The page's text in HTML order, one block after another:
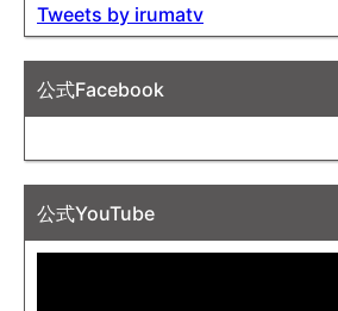
Tweets by irumatv
公式Facebook
公式YouTube